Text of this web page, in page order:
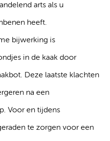
arts als u
heeft.
bijwerking is
in de kaak door
Deze laatste klachten
na een
Voor en tijdens
te zorgen voor een